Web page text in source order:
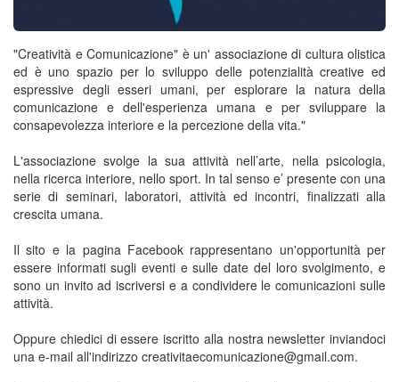
"Creatività e Comunicazione" è un' associazione di cultura olistica
ed è uno spazio per lo sviluppo delle potenzialità creative ed
espressive degli esseri umani, per esplorare la natura della
comunicazione e dell'esperienza umana e per sviluppare la
consapevolezza interiore e la percezione della vita."
L'associazione svolge la sua attività nell’arte, nella psicologia,
nella ricerca interiore, nello sport. In tal senso e’ presente con una
serie di seminari, laboratori, attività ed incontri, finalizzati alla
crescita umana.
Il sito e la pagina Facebook rappresentano un'opportunità per
essere informati sugli eventi e sulle date del loro svolgimento, e
sono un invito ad iscriversi e a condividere le comunicazioni sulle
attività.
Oppure chiedici di essere iscritto alla nostra newsletter inviandoci
una e-mail all'indirizzo creativitaecomunicazione@gmail.com.